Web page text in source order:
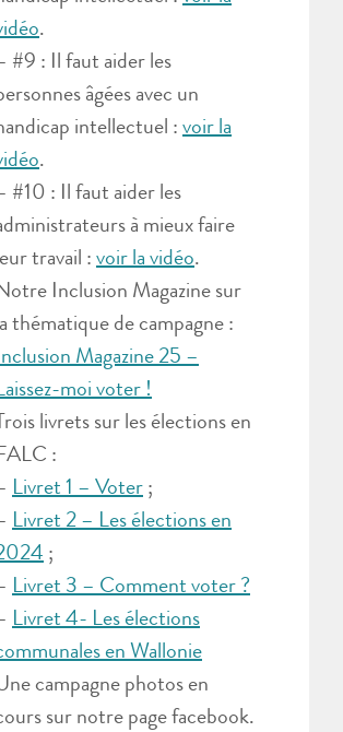
.
#9 : Il faut aider les
âgées avec un
intellectuel : voir la
.
#10 : Il faut aider les
à mieux faire
travail : voir la vidéo.
Inclusion Magazine sur
thématique de campagne :
Magazine 25 –
moi voter !
Trois livrets sur les élections en
:
Livret 1 – Voter ;
Livret 2 – Les élections en
;
Livret 3 – Comment voter ?
Livret 4- Les élections
en Wallonie
campagne photos en
sur notre page facebook.